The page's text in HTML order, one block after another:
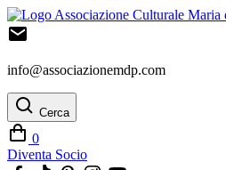
Vai
al
contenuto
info@associazionemdp.com
Cerca
0
Diventa Socio